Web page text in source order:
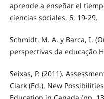
aprende a enseñar el
ciencias sociales, 6, 19-29.
Schmidt, M. A. y Barca, I.
perspectivas da educação
Seixas, P. (2011).
Clark (Ed.), New